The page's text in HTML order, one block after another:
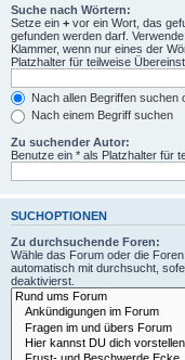
Suche nach Wörtern:
Setze ein + vor ein Wort, das
gefunden werden darf.
Klammer, wenn nur eines der
Platzhalter für teilweise
Nach allen Begriffen suchen
Nach einem Begriff suchen
Zu suchender Autor:
Benutze ein * als Platzhalter für
SUCHOPTIONEN
Zu durchsuchende Foren:
Wähle das Forum oder die
automatisch mit durchsucht,
deaktivierst.